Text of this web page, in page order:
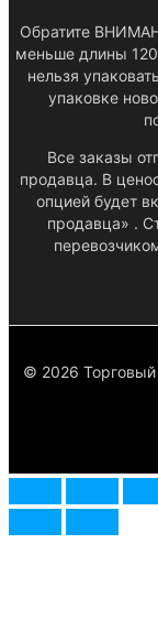
Обратите
меньше длины
нельзя
упаковке
Все заказы
продавца. В
опцией будет
продавца» .
© 2026